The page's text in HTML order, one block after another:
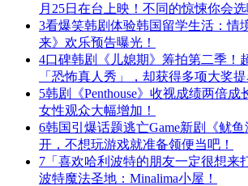
月25日在台上映！不同的惊悚你会
3看爆笑韩剧体验韩国留学生活：情
来》欢乐预告曝光！
4口碑韩剧《儿媳期》筹拍第二季！
「恐怖真人秀」，却获得多项大奖提
5韩剧《Penthouse》收视成绩两倍成
女性观众大幅增加！
6韩国引爆话题逃亡Game新剧《鱿
开，不想玩游戏就准备领便当吧！
7 「喜欢哈利波特的朋友一定很想来
波特魔法圣地：Minalima小屋！